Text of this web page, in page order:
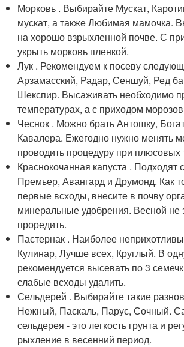
Морковь . Выбирайте Мускат,
мускат, а также Любимая мамочка.
на хорошо взрыхленной почве. С
укрыть морковь пленкой.
Лук . Рекомендуем к посеву
Арзамасский, Радар, Сеншуй, Ред
Шекспир. Высаживать необходимо
температурах, а с приходом
Чеснок . Можно брать Антошку,
Кавалера. Ежегодно нужно менять
проводить процедуру при плюсовых
Краснокочанная капуста . Подходят
Премьер, Авангард и Друмонд. Как
первые всходы, внесите в почву
минеральные удобрения. Весной не
проредить.
Пастернак . Наиболее
Кулинар, Лучше всех, Круглый. В
рекомендуется высевать по 3
слабые всходы удалить.
Сельдерей . Выбирайте такие
Нежный, Паскаль, Парус, Сочный.
сельдерея - это легкость грунта и
рыхление в весенний период.